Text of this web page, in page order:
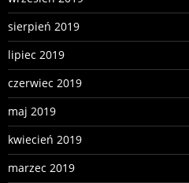
sierpień 2019
lipiec 2019
czerwiec 2019
maj 2019
kwiecień 2019
marzec 2019